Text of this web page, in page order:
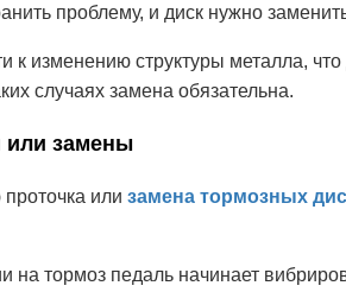
проблему, и диск нужно
изменению структуры металла, что
случаях замена обязательна.
или замены
или замена тормозных
тормоз педаль начинает